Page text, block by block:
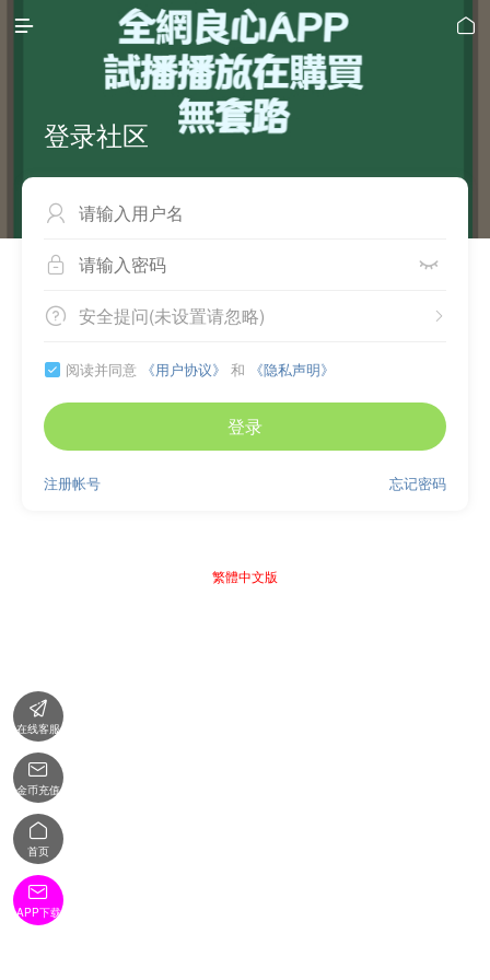
 
登录社区

 
 
安全提问(未设置请忽略)
 阅读并同意 《用户协议》 和 《隐私声明》
登录
忘记密码
注册帐号
繁體中文版

在线客服

金币充值

首页

APP下载